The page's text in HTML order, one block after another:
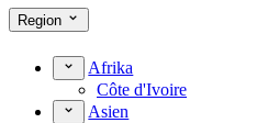
Region
Afrika
Côte d'Ivoire
Asien